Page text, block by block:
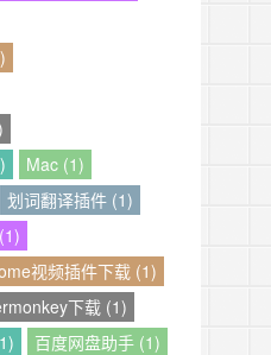
Mac (1)
划词翻译插件 (1)
视频插件下载 (1)
下载 (1)
百度网盘助手 (1)